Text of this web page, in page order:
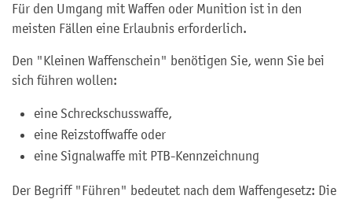
Für den Umgang mit Waffen oder Munition ist in den
meisten Fällen eine Erlaubnis erforderlich.
Den "Kleinen Waffenschein" benötigen Sie, wenn Sie bei
sich führen wollen:
eine Schreckschusswaffe,
eine Reizstoffwaffe oder
eine Signalwaffe mit PTB-Kennzeichnung
Der Begriff "Führen" bedeutet nach dem Waffengesetz: Die